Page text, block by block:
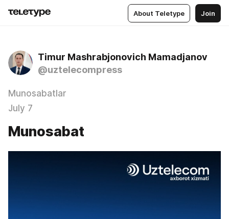
About Teletype Join
Timur Mashrabjonovich Mamadjanov
@uztelecompress
Munosabatlar
July 7
Munosabat